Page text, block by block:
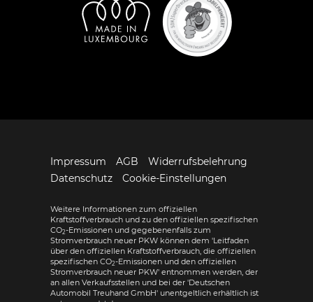
Impressum AGB
Widerrufsbelehrung
Datenschutz
Cookie-Einstellungen
Weitere Informationen zum offiziellen
Kraftstoffverbrauch und zu den offiziellen spezifischen
CO2-Emissionen und gegebenenfalls zum
Stromverbrauch neuer PKW können dem 'Leitfaden
über den offiziellen Kraftstoffverbrauch, die offiziellen
spezifischen CO2-Emissionen und den offiziellen
Stromverbrauch neuer PKW' entnommen werden, der
an allen Verkaufsstellen und bei der 'Deutschen
Automobil Treuhand GmbH' unentgeltlich erhältlich ist